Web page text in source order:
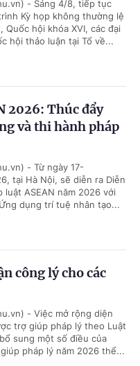
- Sáng 4/8, tiếp tục
Kỳ họp không thường lệ
Quốc hội khóa XVI, các đại
hội thảo luận tại Tổ về...
2026: Thúc đẩy
và thi hành pháp
- Từ ngày 17-
tại Hà Nội, sẽ diễn ra Diễn
luật ASEAN năm 2026 với
dụng trí tuệ nhân tạo...
công lý cho các
- Việc mở rộng diện
trợ giúp pháp lý theo Luật
sung một số điều của
pháp lý năm 2026 thể...